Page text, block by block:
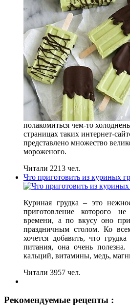
полакомиться чем-то
страницах таких интернет-
представлено множество
мороженого.
Читали 2213 чел.
Что приготовить из куриных
Куриная грудка – это
приготовление которого
времени, а по вкусу оно
праздничным столом. Ко
хочется добавить, что
питания, она очень
кальций, витамины, медь,
Читали 3957 чел.
Рекомендуемые рецепты :